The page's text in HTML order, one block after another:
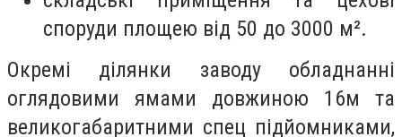
споруди площею від 50 до 3000 м².
Окремі ділянки заводу обладнанні
оглядовими ямами довжиною 16м та
великогабаритними спец підйомниками,